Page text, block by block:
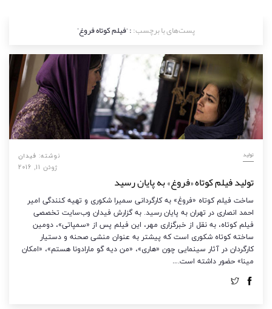
پست‌های با برچسب:: ‘فیلم کوتاه فروغ’
تولید نوشته: فیدان
ژوئن 11, 2016
تولید فیلم کوتاه «فروغ» به پایان رسید
ساخت فیلم کوتاه «فروغ» به کارگردانی سمیرا شکوری و تهیه کنندگی امیر
احمد انصاری در تهران به پایان رسید. به گزارش فیدان وب‌سایت تخصصی
فیلم کوتاه، به نقل از خبرگزاری مهر، این فیلم پس از «سمپاتی»، دومین
ساخته کوتاه شکوری است که پیشتر به عنوان منشی صحنه و دستیار
کارگردان در آثار سینمایی چون «هاری»، «من دیه گو مارادونا هستم»، «امکان
مینا» حضور داشته است.…